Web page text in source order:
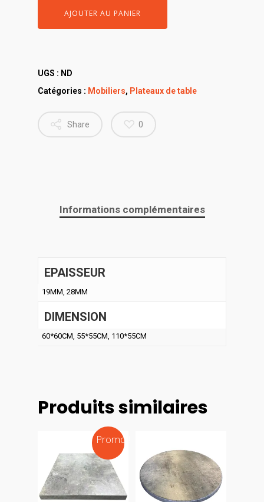
AJOUTER AU PANIER
UGS : ND
Catégories : Mobiliers, Plateaux de table
Share 0
Informations complémentaires
EPAISSEUR
19MM, 28MM
DIMENSION
60*60CM, 55*55CM, 110*55CM
Produits similaires
Promo !